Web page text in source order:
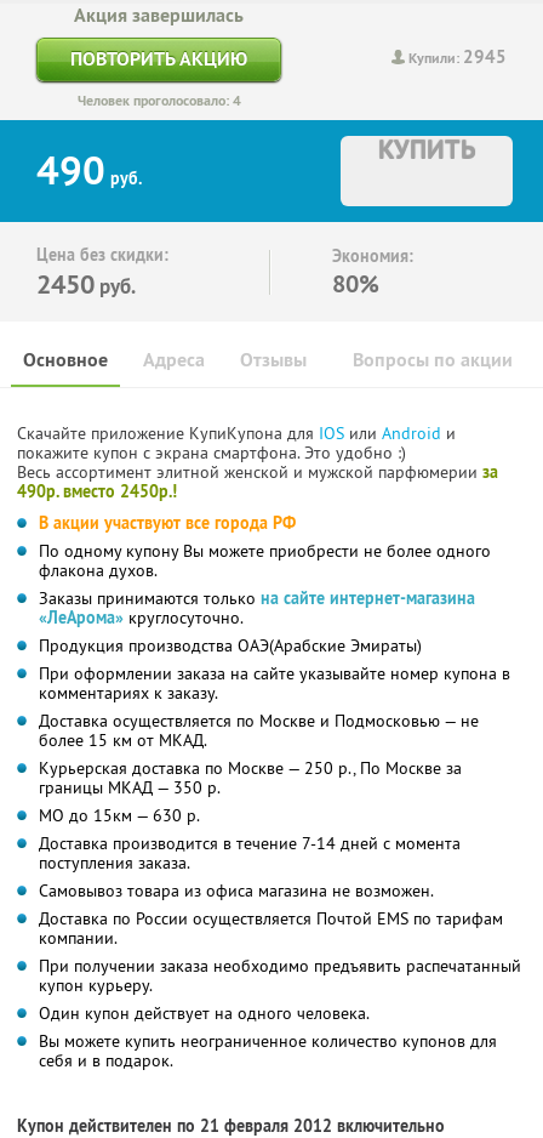
Купили: 2945
Акция завершилась
ПОВТОРИТЬ АКЦИЮ
Человек проголосовало: 4
490 руб.
КУПИТЬ
Цена без скидки:
2450 руб.
Экономия:
80%
Основное Отзывы Вопросы по акции
Адреса
Скачайте приложение КупиКупона для IOS или Android и
покажите купон с экрана смартфона. Это удобно :)
Весь ассортимент элитной женской и мужской парфюмерии за
490р. вместо 2450р.!
В акции участвуют все города РФ
По одному купону Вы можете приобрести не более одного
флакона духов.
Заказы принимаются только на сайте интернет-магазина
«ЛеАрома» круглосуточно.
Продукция производства ОАЭ(Арабские Эмираты)
При оформлении заказа на сайте указывайте номер купона в
комментариях к заказу.
Доставка осуществляется по Москве и Подмосковью — не
более 15 км от МКАД.
Курьерская доставка по Москве — 250 р., По Москве за
границы МКАД — 350 р.
МО до 15км — 630 р.
Доставка производится в течение 7-14 дней с момента
поступления заказа.
Самовывоз товара из офиса магазина не возможен.
Доставка по России осуществляется Почтой EMS по тарифам
компании.
При получении заказа необходимо предъявить распечатанный
купон курьеру.
Один купон действует на одного человека.
Вы можете купить неограниченное количество купонов для
себя и в подарок.
Купон действителен по 21 февраля 2012 включительно